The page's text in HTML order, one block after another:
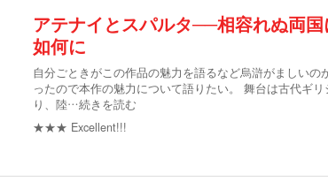
アテナイとスパルタ──相容れぬ両
如何に
自分ごときがこの作品の魅力を語るなど烏滸がましい
ったので本作の魅力について語りたい。 舞台は古代ギ
り、陸…続きを読む
★★★ Excellent!!!